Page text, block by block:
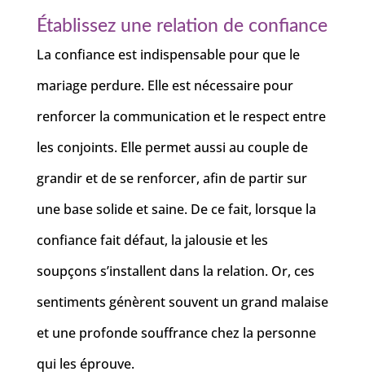
Établissez une relation de confiance
La confiance est indispensable pour que le
mariage perdure. Elle est nécessaire pour
renforcer la communication et le respect entre
les conjoints. Elle permet aussi au couple de
grandir et de se renforcer, afin de partir sur
une base solide et saine. De ce fait, lorsque la
confiance fait défaut, la jalousie et les
soupçons s’installent dans la relation. Or, ces
sentiments génèrent souvent un grand malaise
et une profonde souffrance chez la personne
qui les éprouve.